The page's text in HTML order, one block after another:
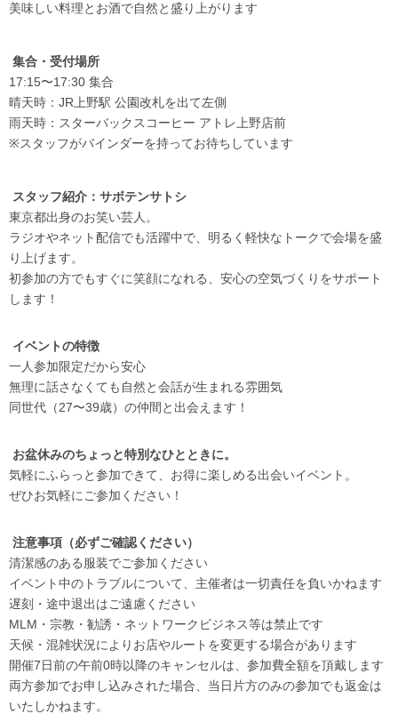
美味しい料理とお酒で自然と盛り上がります
集合・受付場所
17:15〜17:30 集合
晴天時：JR上野駅 公園改札を出て左側
雨天時：スターバックスコーヒー アトレ上野店前
※スタッフがバインダーを持ってお待ちしています
スタッフ紹介：サボテンサトシ
東京都出身のお笑い芸人。
ラジオやネット配信でも活躍中で、明るく軽快なトークで会場を盛
り上げます。
初参加の方でもすぐに笑顔になれる、安心の空気づくりをサポート
します！
イベントの特徴
一人参加限定だから安心
無理に話さなくても自然と会話が生まれる雰囲気
同世代（27〜39歳）の仲間と出会えます！
お盆休みのちょっと特別なひとときに。
気軽にふらっと参加できて、お得に楽しめる出会いイベント。
ぜひお気軽にご参加ください！
注意事項（必ずご確認ください）
清潔感のある服装でご参加ください
イベント中のトラブルについて、主催者は一切責任を負いかねます
遅刻・途中退出はご遠慮ください
MLM・宗教・勧誘・ネットワークビジネス等は禁止です
天候・混雑状況によりお店やルートを変更する場合があります
開催7日前の午前0時以降のキャンセルは、参加費全額を頂戴します
両方参加でお申し込みされた場合、当日片方のみの参加でも返金は
いたしかねます。